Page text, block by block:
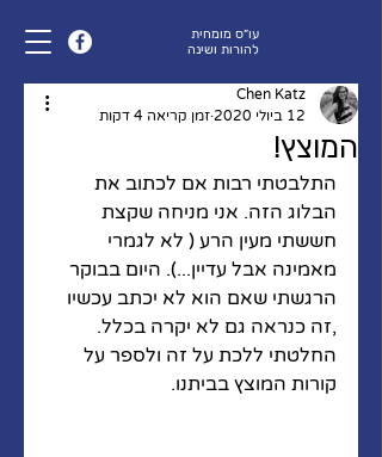
עו״ס מומחית
להורות ושינה
המוצץ!
Chen Katz
12 ביולי 2020
זמן קריאה 4 דקות
התלבטתי רבות אם לכתוב את
הבלוג הזה. אני מניחה שקצת
חששתי מעין הרע ( לא לגמרי
מאמינה אבל עדיין...). היום בבוקר
הרגשתי שאם הוא לא יכתב עכשיו
,זה כנראה גם לא יקרה בכלל.
החלטתי ללכת על זה ולספר על
קורות המוצץ בביתנו.